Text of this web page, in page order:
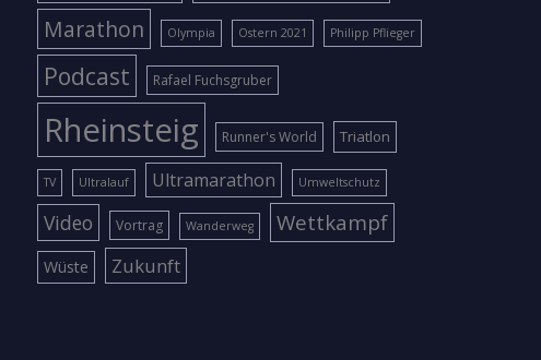
Marathon Olympia Ostern 2021 Philipp Pflieger
Podcast Rafael Fuchsgruber
Rheinsteig Runner's World Triatlon
TV Ultralauf Ultramarathon Umweltschutz
Video Vortrag Wanderweg Wettkampf
Wüste Zukunft